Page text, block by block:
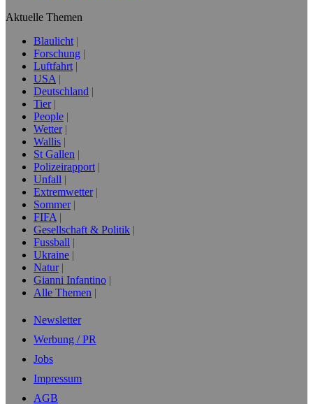
Aktuelle Themen
Blaulicht
Forschung
Luftfahrt
USA
Deutschland
Tier
People
Wetter
Wallis
St Gallen
Polizeirapport
Unfall
Extremwetter
Sommer
FIFA
Gesellschaft & Politik
Fussball
Ukraine
Natur
Gianni Infantino
Alle Themen
Newsletter
Werbung / PR
Jobs
Impressum
AGB